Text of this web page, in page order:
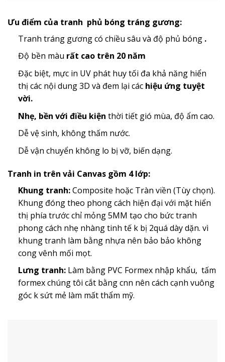
Ưu điểm của tranh phủ bóng tráng gương:
Tranh tráng gương có chiều sâu và độ phủ bóng .
Độ bền màu rất cao trên 20 năm
Đặc biệt, mực in UV phát huy tối đa khả năng hiển
thị các nội dung 3D và đem lại các hiệu ứng tuyệt
vời.
Nhẹ, bền với điều kiện thời tiết gió mùa, độ ẩm cao.
Dễ vệ sinh, không thấm nước.
Dễ vận chuyển không lo bị vỡ, biến dạng.
Tranh in trên vải Canvas gồm 4 lớp:
Khung tranh:Composite hoặc Tràn viền (Tùy chọn).
Khung đóng theo phong cách hiện đại với mặt hiển
thị phía trước chỉ mỏng 5MM tạo cho bức tranh
phong cách nhẹ nhàng tinh tế k bị 2quá dày dặn. vì
khung tranh làm bằng nhựa nên bảo bảo không
cong vênh mối mọt.
Lưng tranh:Làm bằng PVC Formex nhập khẩu, tấm
formex chúng tôi cắt bằng cnn nên cách cạnh vuông
góc k sứt mẻ làm mất thẩm mỹ.